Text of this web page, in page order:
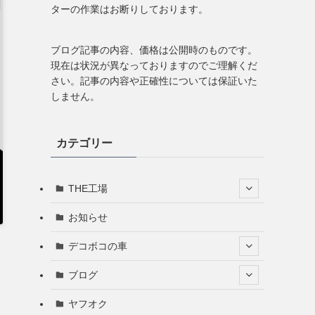
ターの作業はお断りしております。
ブログ記事の内容、価格は公開時のものです。
現在は状況が異なっておりますのでご理解くだ
さい。記事の内容や正確性については保証いた
しません。
カテゴリー
THE工場
お知らせ
デコボコの車
ブログ
ヤフオク